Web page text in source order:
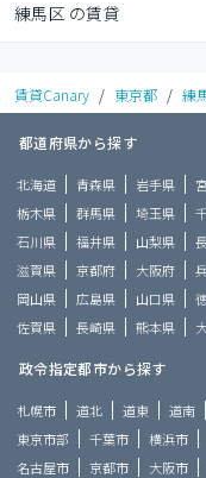
練馬区 の賃貸
賃貸Canary / 東京都 / 練
都道府県から探す
北海道 青森県 岩手県
栃木県
群馬県 埼玉県
石川県
福井県 山梨県
滋賀県
京都府 大阪府
岡山県
広島県 山口県
佐賀県
長崎県 熊本県
政令指定都市から探す
札幌市 道北 道東 道南
東京市部
千葉市 横浜市
名古屋市
京都市 大阪市